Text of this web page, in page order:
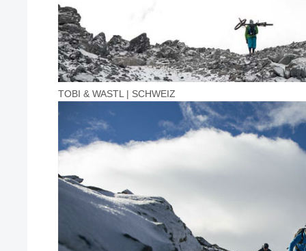
TOBI & WASTL | SCHWEIZ